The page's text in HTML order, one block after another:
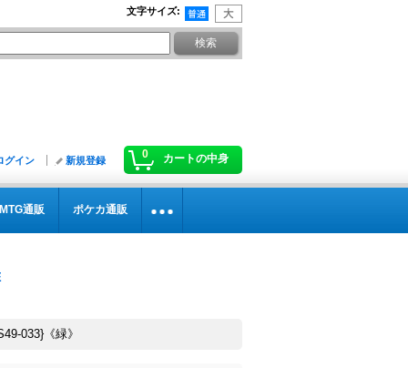
文字サイズ:
0 カートの中身
グイン 新規登録
MTG通販 ポケカ通販
033}《緑》